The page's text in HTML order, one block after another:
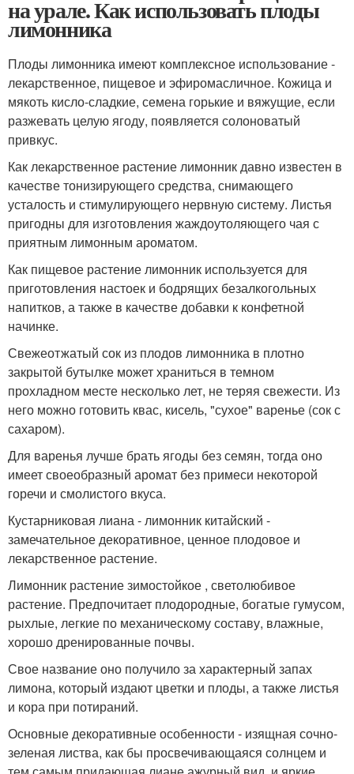
на урале. Как использовать плоды
лимонника
Плоды лимонника имеют комплексное использование -
лекарственное, пищевое и эфиромасличное. Кожица и
мякоть кисло-сладкие, семена горькие и вяжущие, если
разжевать целую ягоду, появляется солоноватый
привкус.
Как лекарственное растение лимонник давно известен в
качестве тонизирующего средства, снимающего
усталость и стимулирующего нервную систему. Листья
пригодны для изготовления жаждоутоляющего чая с
приятным лимонным ароматом.
Как пищевое растение лимонник используется для
приготовления настоек и бодрящих безалкогольных
напитков, а также в качестве добавки к конфетной
начинке.
Свежеотжатый сок из плодов лимонника в плотно
закрытой бутылке может храниться в темном
прохладном месте несколько лет, не теряя свежести. Из
него можно готовить квас, кисель, "сухое" варенье (сок с
сахаром).
Для варенья лучше брать ягоды без семян, тогда оно
имеет своеобразный аромат без примеси некоторой
горечи и смолистого вкуса.
Кустарниковая лиана - лимонник китайский -
замечательное декоративное, ценное плодовое и
лекарственное растение.
Лимонник растение зимостойкое , светолюбивое
растение. Предпочитает плодородные, богатые гумусом,
рыхлые, легкие по механическому составу, влажные,
хорошо дренированные почвы.
Свое название оно получило за характерный запах
лимона, который издают цветки и плоды, а также листья
и кора при потираний.
Основные декоративные особенности - изящная сочно-
зеленая листва, как бы просвечивающаяся солнцем и